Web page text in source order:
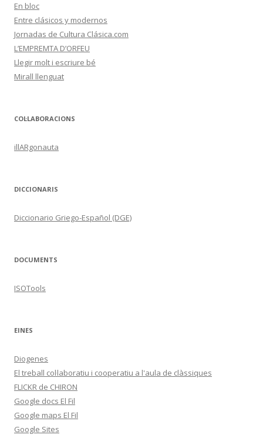
En bloc
Entre clásicos y modernos
Jornadas de Cultura Clásica.com
L’EMPREMTA D’ORFEU
Llegir molt i escriure bé
Mirall llenguat
COL·LABORACIONS
illARgonauta
DICCIONARIS
Diccionario Griego-Español (DGE)
DOCUMENTS
ISOTools
EINES
Diogenes
El treball col·laboratiu i cooperatiu a l'aula de clàssiques
FLICKR de CHIRON
Google docs El Fil
Google maps El Fil
Google Sites